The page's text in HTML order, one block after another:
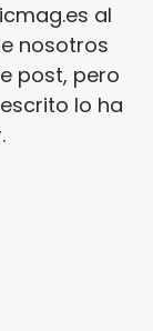
al
nosotros
post, pero
lo ha